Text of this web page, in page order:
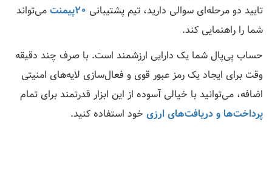
تایید دو مرحله‌ای سوالی دارید، تیم پشتیبانی 20پیمنت
می‌تواند
شما را راهنمایی کند.
حساب پی‌پال شما یک دارایی ارزشمند است. با صرف چند دقیقه
وقت برای ایجاد یک رمز عبور قوی و فعال‌سازی لایه‌های امنیتی
اضافه، می‌توانید با خیالی آسوده از این ابزار قدرتمند برای تمام
پرداخت‌ها و دریافت‌های ارزی خود استفاده کنید.